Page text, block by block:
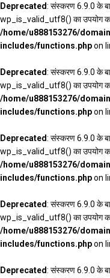
Deprecated: संस्करण 6.9.0 के
wp_is_valid_utf8() का उपयोग
/home/u888153276/
includes/functions.phpon
Deprecated: संस्करण 6.9.0 के
wp_is_valid_utf8() का उपयोग
/home/u888153276/
includes/functions.phpon
Deprecated: संस्करण 6.9.0 के
wp_is_valid_utf8() का उपयोग
/home/u888153276/
includes/functions.phpon
Deprecated: संस्करण 6.9.0 के
wp_is_valid_utf8() का उपयोग
/home/u888153276/
includes/functions.phpon
Deprecated: संस्करण 6.9.0 के